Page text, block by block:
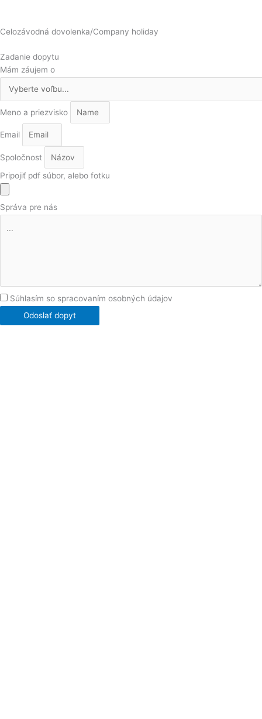
Celozávodná dovolenka/Company holiday
Zadanie dopytu
Mám záujem o
Meno a priezvisko
Email
Spoločnost
Pripojiť pdf súbor, alebo fotku
Správa pre nás
Súhlasím so spracovaním osobných údajov
Odoslať dopyt